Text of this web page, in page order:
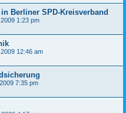
Berliner SPD-Kreisverband
1:23 pm
12:46 am
7:35 pm